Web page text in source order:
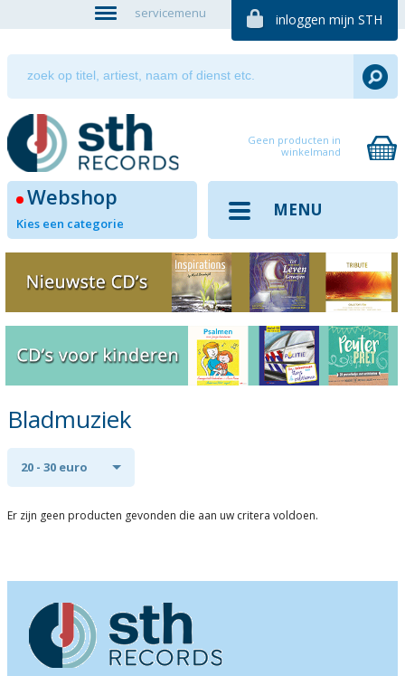
servicemenu inloggen mijn STH
Geen producten in
winkelmand
Webshop
Kies een categorie
MENU
Bladmuziek
20 - 30 euro
Er zijn geen producten gevonden die aan uw critera voldoen.